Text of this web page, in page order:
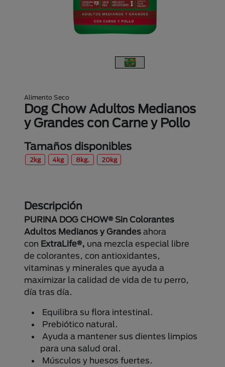
Alimento Seco
Dog Chow Adultos Medianos
y Grandes con Carne y Pollo
Tamaños disponibles
2kg 4kg 8kg. 20kg
Descripción
PURINA DOG CHOW® Sin Colorantes
Adultos Medianos y Grandes ahora
con ExtraLife®, una mezcla especial libre
de colorantes, con antioxidantes,
vitaminas y minerales que ayuda a
maximizar la calidad de vida de tu perro,
día tras día.
Equilibra su flora intestinal.
Prebiótico natural.
Ayuda a mantener sus dientes limpios
para una salud oral.
Músculos y huesos fuertes.